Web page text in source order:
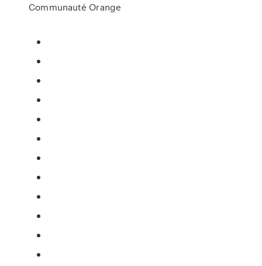
Communauté Orange